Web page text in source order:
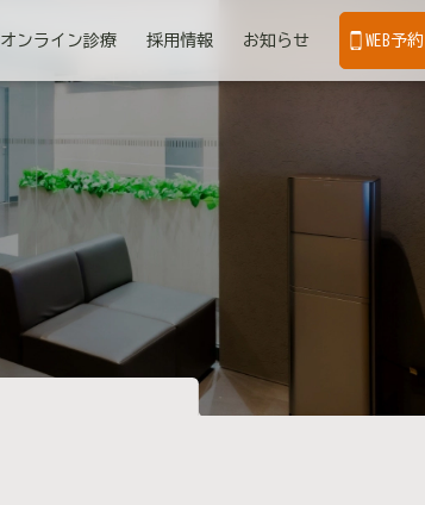
オンライン診療 採用情報 お知らせ WEB予約